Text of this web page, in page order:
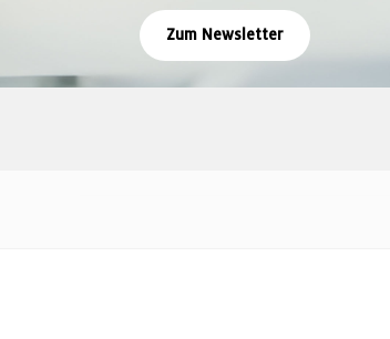
Zum Newsletter